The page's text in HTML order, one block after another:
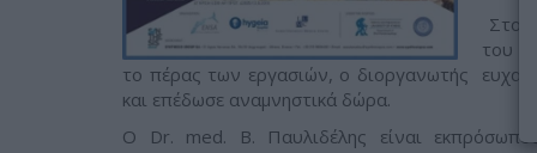
Στο
του
το πέρας των εργασιών, ο διοργανωτής
και επέδωσε αναμνηστικά δώρα.
Ο Dr. med. B. Παυλιδέλης είναι